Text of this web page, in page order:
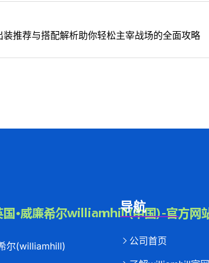
装推荐与搭配解析助你轻松主宰战场的全面攻略
尔(williamhill)
导航
公司首页